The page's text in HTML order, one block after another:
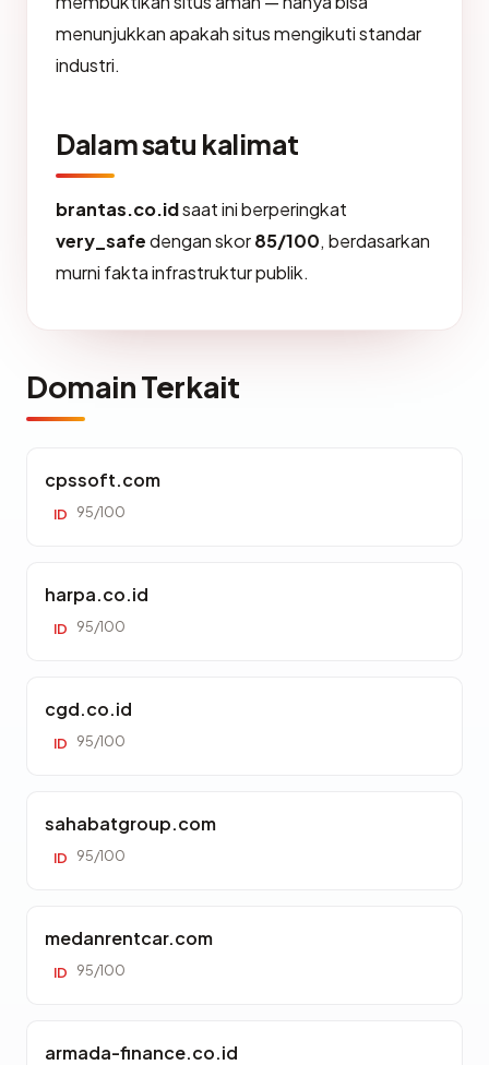
menunjukkan apakah situs mengikuti standar
industri.
Dalam satu kalimat
brantas.co.idsaat ini berperingkat
very_safedengan skor85/100, berdasarkan
murni fakta infrastruktur publik.
Domain Terkait
cpssoft.com
ID 95/100
harpa.co.id
ID 95/100
cgd.co.id
ID 95/100
sahabatgroup.com
ID 95/100
medanrentcar.com
ID 95/100
armada-finance.co.id